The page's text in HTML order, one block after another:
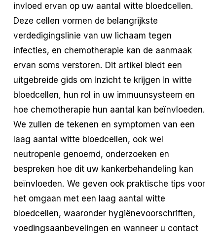
invloed ervan op uw aantal witte bloedcellen.
Deze cellen vormen de belangrijkste
verdedigingslinie van uw lichaam tegen
infecties, en chemotherapie kan de aanmaak
ervan soms verstoren. Dit artikel biedt een
uitgebreide gids om inzicht te krijgen in witte
bloedcellen, hun rol in uw immuunsysteem en
hoe chemotherapie hun aantal kan beïnvloeden.
We zullen de tekenen en symptomen van een
laag aantal witte bloedcellen, ook wel
neutropenie genoemd, onderzoeken en
bespreken hoe dit uw kankerbehandeling kan
beïnvloeden. We geven ook praktische tips voor
het omgaan met een laag aantal witte
bloedcellen, waaronder hygiënevoorschriften,
voedingsaanbevelingen en wanneer u contact